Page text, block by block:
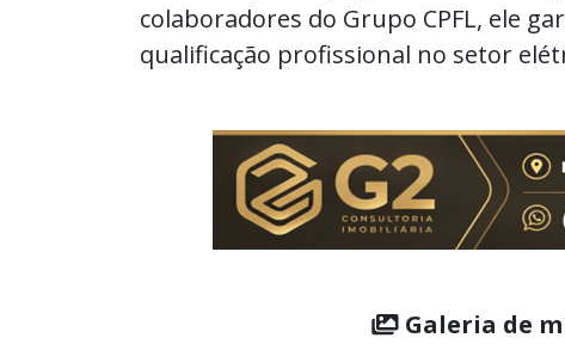
colaboradores do Grupo CPFL, ele
qualificação profissional no setor
Galeria de